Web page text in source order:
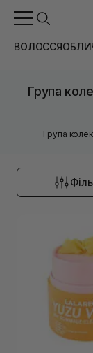
ВОЛОССЯ
Група
Група